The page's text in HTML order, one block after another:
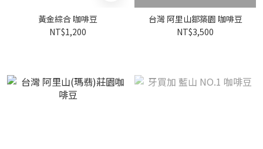
黃金綜合 咖啡豆
NT$1,200
台灣 阿里山鄒築園 咖啡豆
NT$3,500